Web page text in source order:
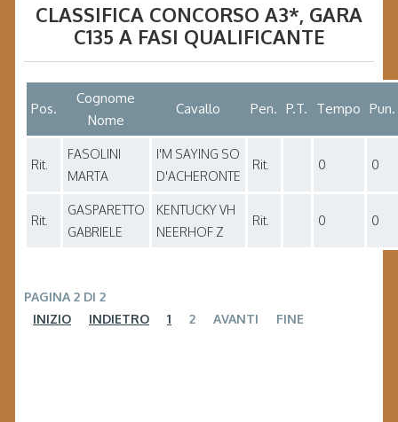
CLASSIFICA CONCORSO A3*, GARA
C135 A FASI QUALIFICANTE
Pos.
Cognome
Nome
Cavallo Pen. P.T. Tempo Pun.
Rit.
FASOLINI
MARTA
I'M SAYING SO
D'ACHERONTE
Rit. 0 0
Rit.
GASPARETTO
GABRIELE
KENTUCKY VH
NEERHOF Z
Rit. 0 0
PAGINA 2 DI 2
INIZIO
INDIETRO 1 2 AVANTI FINE